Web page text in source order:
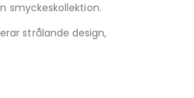
smyckeskollektion.
strålande design,